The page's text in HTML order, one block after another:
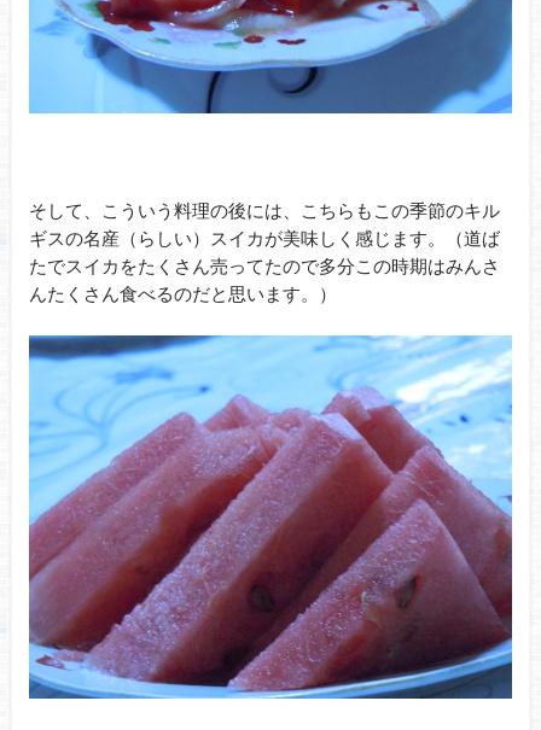
そして、こういう料理の後には、こちらもこの季節のキル
ギスの名産（らしい）スイカが美味しく感じます。（道ば
たでスイカをたくさん売ってたので多分この時期はみんさ
んたくさん食べるのだと思います。）